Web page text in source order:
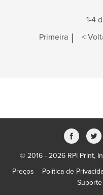
1-4
Primeira | <
© 2016 - 2026 RPI Print,
Preços
Política de
Suporte